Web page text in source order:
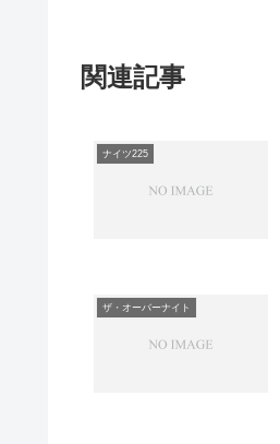
関連記事
ナイツ225
ザ・オーバーナイト